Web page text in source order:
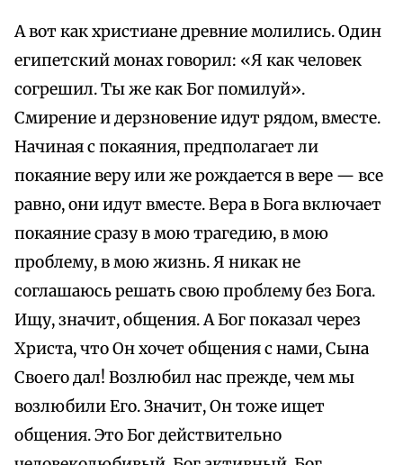
А вот как христиане древние молились. Один
египетский монах говорил: «Я как человек
согрешил. Ты же как Бог помилуй».
Смирение и дерзновение идут рядом, вместе.
Начиная с покаяния, предполагает ли
покаяние веру или же рождается в вере — все
равно, они идут вместе. Вера в Бога включает
покаяние сразу в мою трагедию, в мою
проблему, в мою жизнь. Я никак не
соглашаюсь решать свою проблему без Бога.
Ищу, значит, общения. А Бог показал через
Христа, что Он хочет общения с нами, Сына
Своего дал! Возлюбил нас прежде, чем мы
возлюбили Его. Значит, Он тоже ищет
общения. Это Бог действительно